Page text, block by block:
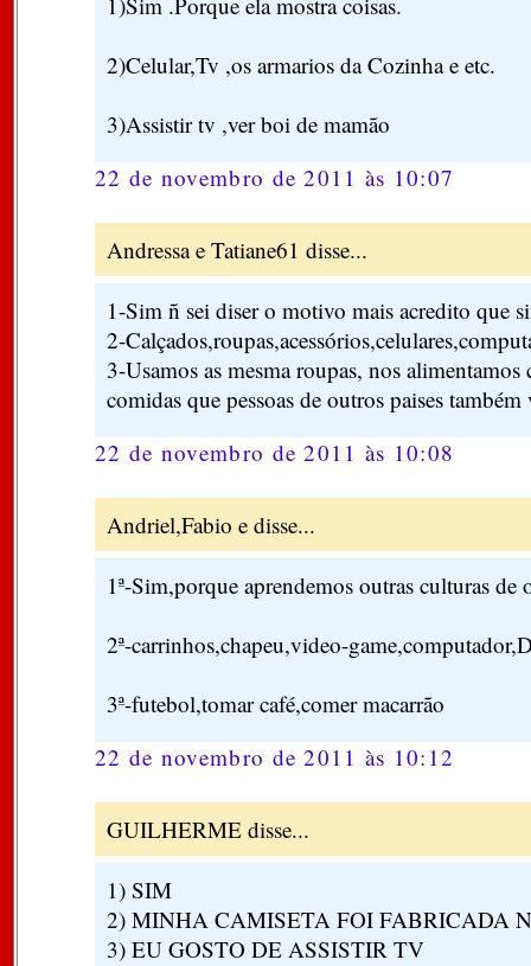
2)Celular,Tv ,os armarios da Cozinha e etc.
3)Assistir tv ,ver boi de mamão
22 de novembro de 2011 às 10:07
Andressa e Tatiane61 disse...
1-Sim ñ sei diser o motivo mais acredito que
2-
3-Usamos as mesma roupas, nos alimentamos
comidas que pessoas de outros paises
22 de novembro de 2011 às 10:08
Andriel,Fabio e disse...
1ª-Sim,porque aprendemos outras culturas de
2ª-carrinhos,chapeu,video-
3ª-futebol,tomar café,comer macarrão
22 de novembro de 2011 às 10:12
GUILHERME disse...
1) SIM
2) MINHA CAMISETA FOI FABRICADA
3) EU GOSTO DE ASSISTIR TV